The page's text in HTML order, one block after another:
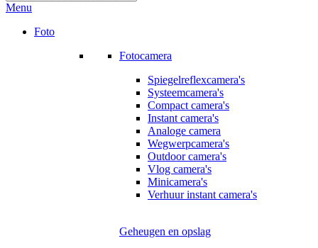
Menu
Foto
Fotocamera
Spiegelreflexcamera's
Systeemcamera's
Compact camera's
Instant camera's
Analoge camera
Wegwerpcamera's
Outdoor camera's
Vlog camera's
Minicamera's
Verhuur instant camera's
Geheugen en opslag